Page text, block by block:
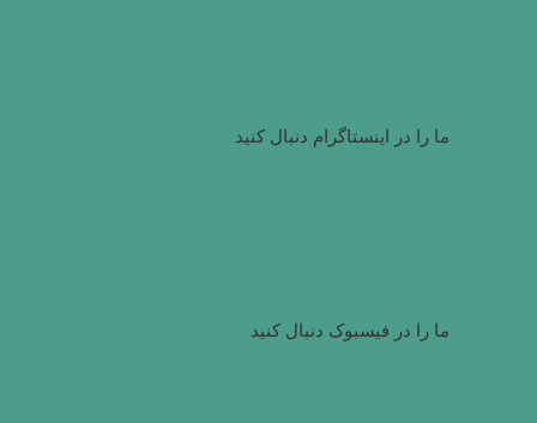
ما را در اینستاگرام دنبال کنید
ما را در فیسبوک دنبال کنید